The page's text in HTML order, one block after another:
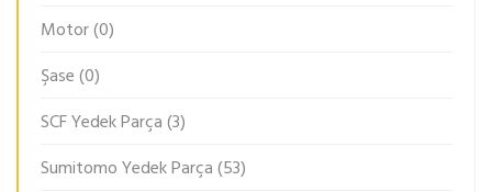
Motor(0)
Şase(0)
SCF Yedek Parça(3)
Sumitomo Yedek Parça(53)